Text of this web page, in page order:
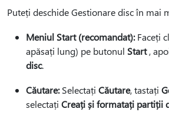
Puteți deschide Gestionare disc în mai
Meniul Start (recomandat):Faceți
apăsați lung) pe butonul Start,
disc.
Căutare:Selectați Căutare, tastați
selectați Creați și formatați partiții